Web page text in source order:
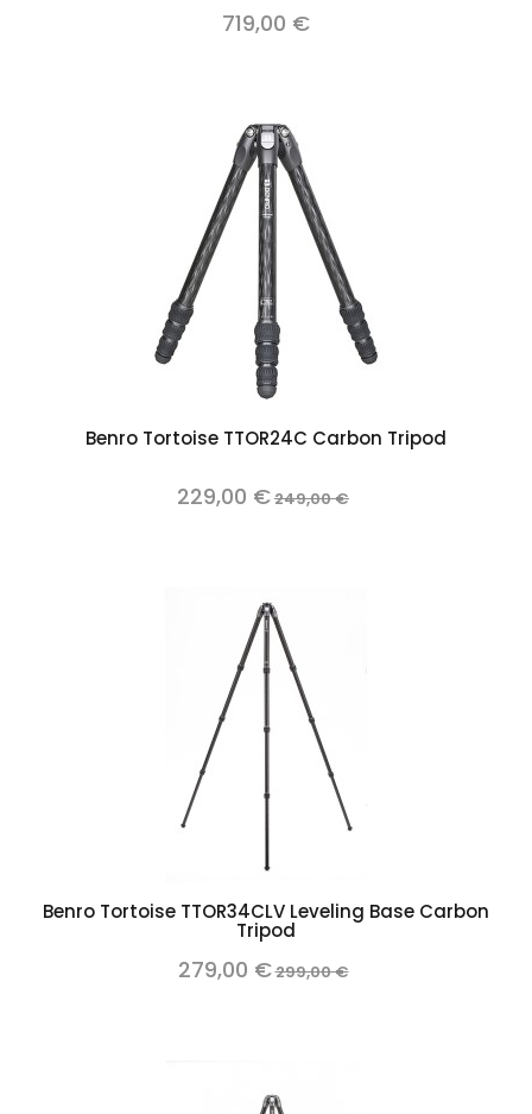
719,00 €
Benro Tortoise TTOR24C Carbon Tripod
229,00 €249,00 €
Benro Tortoise TTOR34CLV Leveling Base Carbon
Tripod
279,00 €299,00 €